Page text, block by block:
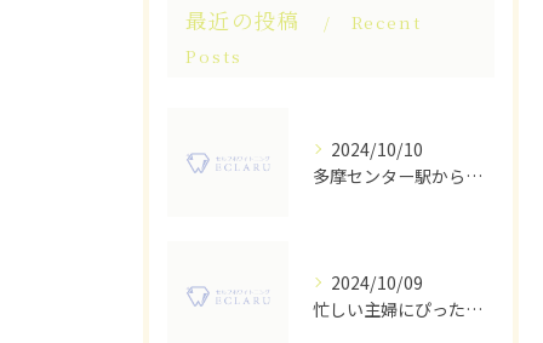
最近の投稿
Recent
Posts
2024/10/10
多摩センター駅から徒歩圏内！人気のセルフホワイトニングサロン
2024/10/09
忙しい主婦にぴったり！多摩市のセルフホワイトニングサロン